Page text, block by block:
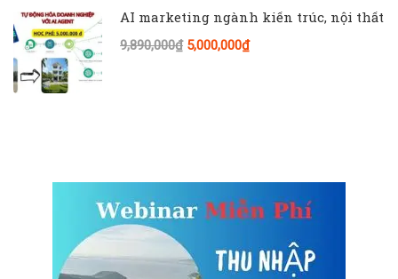
AI marketing ngành kiến trúc, nội thất
9,890,000₫5,000,000₫